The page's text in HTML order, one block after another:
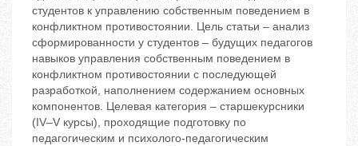
студентов к управлению собственным поведением в
конфликтном противостоянии. Цель статьи – анализ
сформированности у студентов – будущих педагогов
навыков управления собственным поведением в
конфликтном противостоянии с последующей
разработкой, наполнением содержанием основных
компонентов. Целевая категория – старшекурсники
(IV–V курсы), проходящие подготовку по
педагогическим и психолого-педагогическим